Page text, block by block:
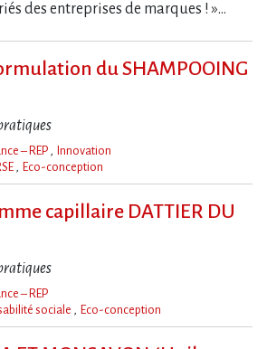
des entreprises de marques ! »…
du SHAMPOOING
– REP Innovation
Eco-conception
capillaire DATTIER DU
– REP
sociale Eco-conception